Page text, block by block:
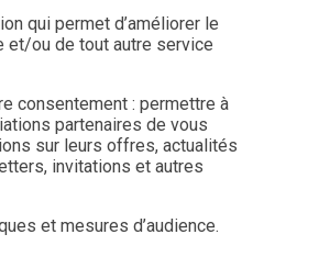
qui permet d’améliorer le
et/ou de tout autre service
consentement : permettre à
partenaires de vous
sur leurs offres, actualités
invitations et autres
et mesures d’audience.